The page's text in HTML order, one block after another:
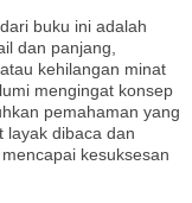
buku ini adalah
dan panjang,
kehilangan minat
mengingat konsep
pemahaman yang
layak dibaca dan
kesuksesan